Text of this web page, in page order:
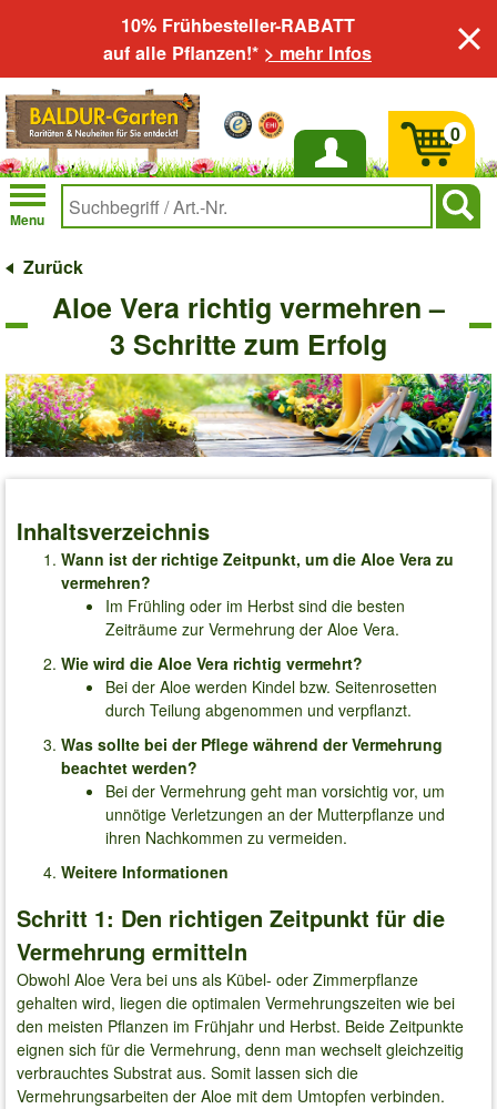
10% Frühbesteller-RABATT
auf alle Pflanzen!* > mehr Infos
Anmelden
Menu
0
Zurück
Aloe Vera richtig vermehren –
3 Schritte zum Erfolg
Inhaltsverzeichnis
Wann ist der richtige Zeitpunkt, um die Aloe Vera zu
vermehren?
Im Frühling oder im Herbst sind die besten
Zeiträume zur Vermehrung der Aloe Vera.
Wie wird die Aloe Vera richtig vermehrt?
Bei der Aloe werden Kindel bzw. Seitenrosetten
durch Teilung abgenommen und verpflanzt.
Was sollte bei der Pflege während der Vermehrung
beachtet werden?
Bei der Vermehrung geht man vorsichtig vor, um
unnötige Verletzungen an der Mutterpflanze und
ihren Nachkommen zu vermeiden.
Weitere Informationen
Schritt 1: Den richtigen Zeitpunkt für die
Vermehrung ermitteln
Obwohl Aloe Vera bei uns als Kübel- oder Zimmerpflanze
gehalten wird, liegen die optimalen Vermehrungszeiten wie bei
den meisten Pflanzen im Frühjahr und Herbst. Beide Zeitpunkte
eignen sich für die Vermehrung, denn man wechselt gleichzeitig
verbrauchtes Substrat aus. Somit lassen sich die
Vermehrungsarbeiten der Aloe mit dem Umtopfen verbinden.